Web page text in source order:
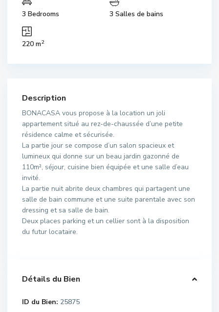
3 Bedrooms 3 Salles de bains
220 m2
Description
BONACASA vous propose à la location un joli
appartement situé au rez-de-chaussée d’une petite
résidence calme et sécurisée.
La partie jour se compose d’un salon spacieux et
lumineux qui donne sur un beau jardin gazonné de
110m², séjour, cuisine bien équipée et une salle d’eau
invité.
La partie nuit abrite deux chambres qui partagent une
salle de bain commune et une suite parentale avec son
dressing et sa salle de bain.
Deux places parking et un cellier sont à la disposition
du futur locataire.
Détails du Bien
ID du Bien: 25875